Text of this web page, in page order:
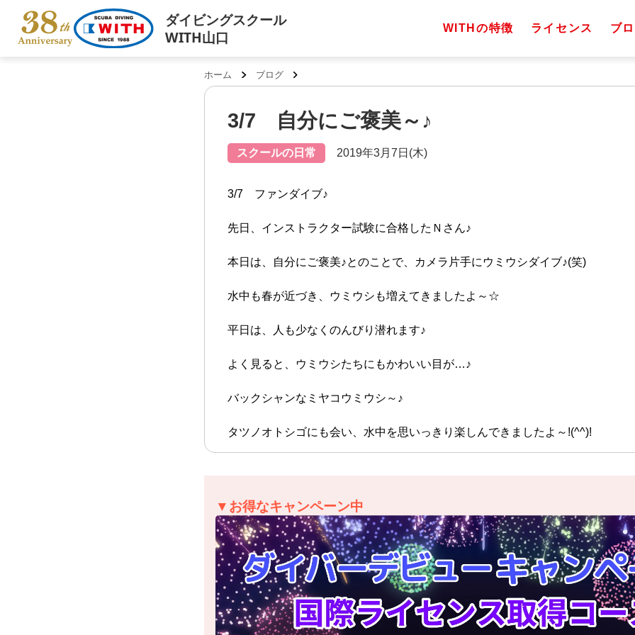
ダイビングスクール
WITH山口
WITHの特徴 ライセンス ブ
ホーム ブログ
3/7 自分にご褒美～♪
スクールの日常 2019年3月7日(木)
3/7 ファンダイブ♪
先日、インストラクター試験に合格したＮさん♪
本日は、自分にご褒美♪とのことで、カメラ片手にウミウシダイブ♪(笑)
水中も春が近づき、ウミウシも増えてきましたよ～☆
平日は、人も少なくのんびり潜れます♪
よく見ると、ウミウシたちにもかわいい目が…♪
バックシャンなミヤコウミウシ～♪
タツノオトシゴにも会い、水中を思いっきり楽しんできましたよ～!(^^)!
▼お得なキャンペーン中